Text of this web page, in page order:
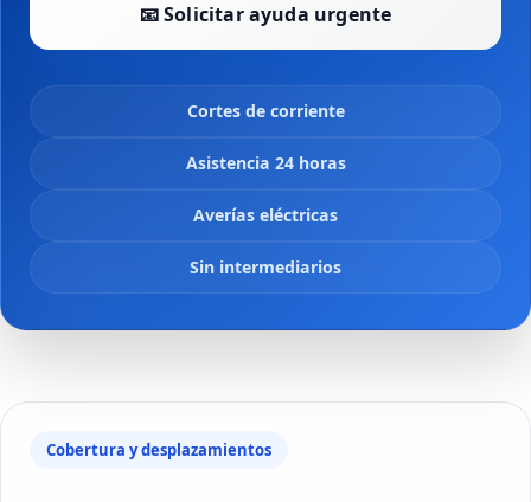
📧 Solicitar ayuda urgente
Cortes de corriente
Asistencia 24 horas
Averías eléctricas
Sin intermediarios
Cobertura y desplazamientos